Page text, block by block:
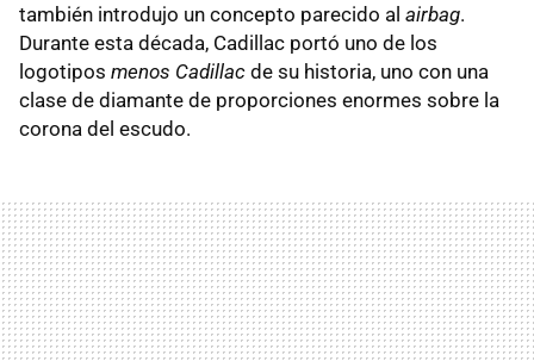
también introdujo un concepto parecido al airbag.
Durante esta década, Cadillac portó uno de los
logotipos menos Cadillac de su historia, uno con una
clase de diamante de proporciones enormes sobre la
corona del escudo.